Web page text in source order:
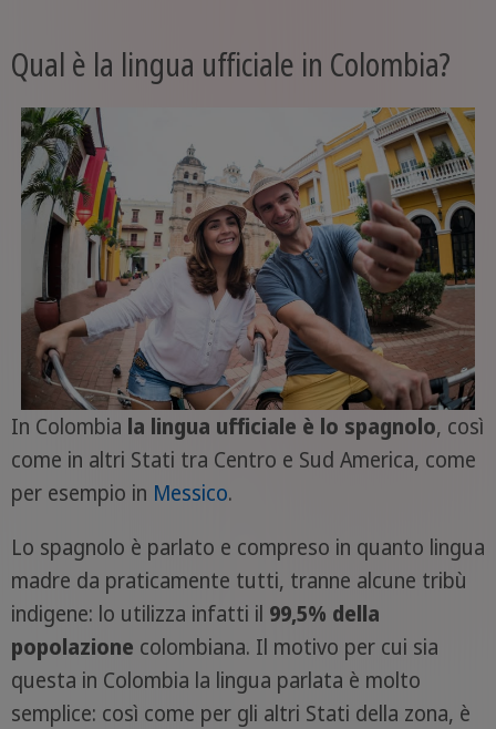
Qual è la lingua ufficiale in Colombia?
In Colombia la lingua ufficiale è lo spagnolo, così
come in altri Stati tra Centro e Sud America, come
per esempio in Messico.
Lo spagnolo è parlato e compreso in quanto lingua
madre da praticamente tutti, tranne alcune tribù
indigene: lo utilizza infatti il 99,5% della
popolazione colombiana. Il motivo per cui sia
questa in Colombia la lingua parlata è molto
semplice: così come per gli altri Stati della zona, è